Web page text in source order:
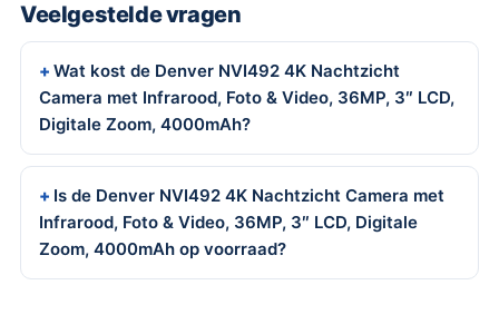
Veelgestelde vragen
Wat kost de Denver NVI492 4K Nachtzicht
Camera met Infrarood, Foto & Video, 36MP, 3″ LCD,
Digitale Zoom, 4000mAh?
Is de Denver NVI492 4K Nachtzicht Camera met
Infrarood, Foto & Video, 36MP, 3″ LCD, Digitale
Zoom, 4000mAh op voorraad?